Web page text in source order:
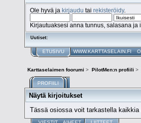
Ole hyvä jakirjaudu tairekisteröidy.
Kirjautuaksesi anna tunnus, salasana ja
Uutiset:
ETUSIVU WWW.KARTTASELAIN.FI
Karttaselaimen foorumi > PilotMen:n profiili >
PROFIILI
Näytä kirjoitukset
Tässä osiossa voit tarkastella